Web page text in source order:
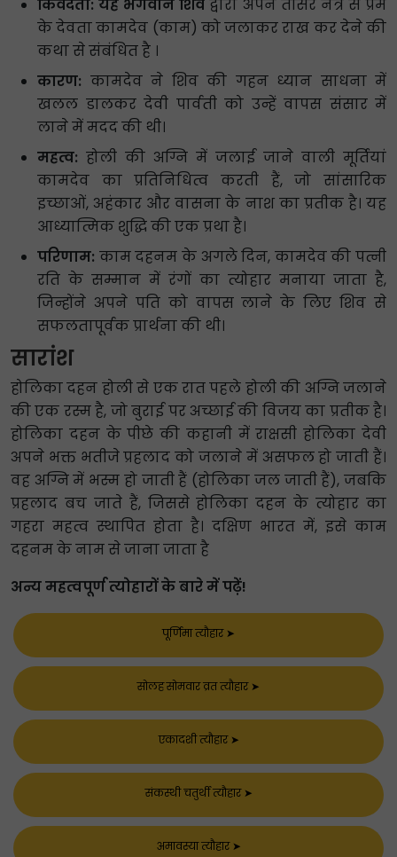
किंवदंती: यह भगवान शिव द्वारा अपने तीसरे नेत्र से प्रेम
के देवता कामदेव (काम) को जलाकर राख कर देने की
कथा से संबंधित है ।
कारण: कामदेव ने शिव की गहन ध्यान साधना में
खलल डालकर देवी पार्वती को उन्हें वापस संसार में
लाने में मदद की थी।
महत्व: होली की अग्नि में जलाई जाने वाली मूर्तियां
कामदेव का प्रतिनिधित्व करती हैं, जो सांसारिक
इच्छाओं, अहंकार और वासना के नाश का प्रतीक है। यह
आध्यात्मिक शुद्धि की एक प्रथा है।
परिणाम: काम दहनम के अगले दिन, कामदेव की पत्नी
रति के सम्मान में रंगों का त्योहार मनाया जाता है,
जिन्होंने अपने पति को वापस लाने के लिए शिव से
सफलतापूर्वक प्रार्थना की थी।
सारांश
होलिका दहन होली से एक रात पहले होली की अग्नि जलाने
की एक रस्म है, जो बुराई पर अच्छाई की विजय का प्रतीक है।
होलिका दहन के पीछे की कहानी में राक्षसी होलिका देवी
अपने भक्त भतीजे प्रहलाद को जलाने में असफल हो जाती हैं।
वह अग्नि में भस्म हो जाती हैं (होलिका जल जाती हैं), जबकि
प्रहलाद बच जाते हैं, जिससे होलिका दहन के त्योहार का
गहरा महत्व स्थापित होता है। दक्षिण भारत में, इसे काम
दहनम के नाम से जाना जाता है
अन्य महत्वपूर्ण त्योहारों के बारे में पढ़ें!
पूर्णिमा त्यौहार➤
सोलह सोमवार व्रत त्यौहार➤
एकादशी त्यौहार➤
संकस्थी चतुर्थी त्यौहार➤
अमावस्या त्यौहार➤